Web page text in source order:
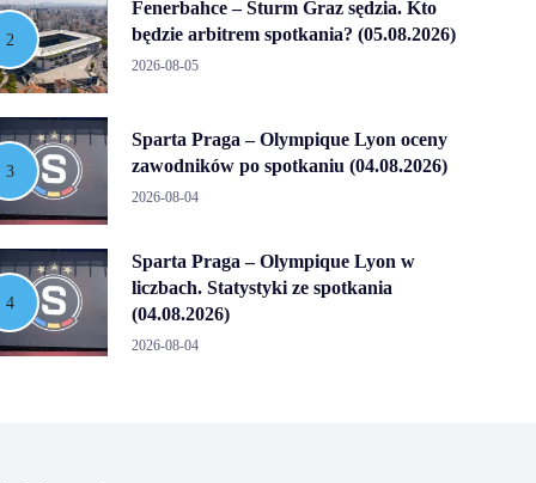
Fenerbahce – Sturm Graz sędzia. Kto
będzie arbitrem spotkania? (05.08.2026)
2026-08-05
Sparta Praga – Olympique Lyon oceny
zawodników po spotkaniu (04.08.2026)
2026-08-04
Sparta Praga – Olympique Lyon w
liczbach. Statystyki ze spotkania
(04.08.2026)
2026-08-04